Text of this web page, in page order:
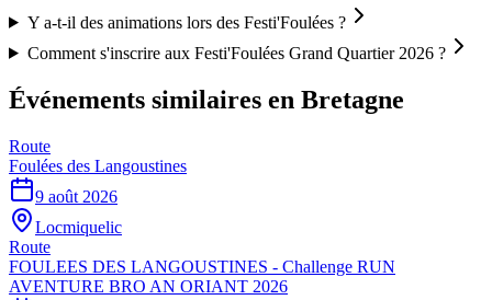
Y a-t-il des animations lors des Festi'Foulées ?
Comment s'inscrire aux Festi'Foulées Grand Quartier 2026 ?
Événements similaires en Bretagne
Route
Foulées des Langoustines
9 août 2026
Locmiquelic
Route
FOULEES DES LANGOUSTINES - Challenge RUN
AVENTURE BRO AN ORIANT 2026